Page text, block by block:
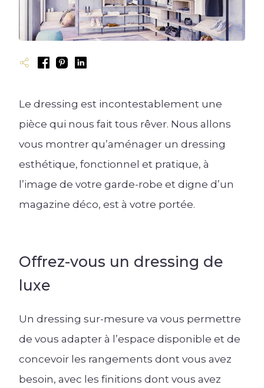
Cuisine rustique
Cuisine industrielle
Cuisine ouverte
Cuisine fermée
Cuisine avec îlot
Cuisine en U
Cuisine en L
Couleurs et matériaux
Plan de travail et crédence
Évier et robinetterie
Électroménager
Ressources
Créer ma Cuisine 3D
Les types de dressing
Les univers Raison Home
Découvrez l'univers de l'aménagement
d'intérieur
Raison Home
Lire l'article +
Bibliothèque
Meubles TV
Blog univers Salon
Les univers Raison Home
d'intérieur
Aménagement
Le dressing est incontestablement une
pièce qui nous fait tous rêver. Nous allons
vous montrer qu’aménager un dressing
esthétique, fonctionnel et pratique, à
l’image de votre garde-robe et digne d’un
magazine déco, est à votre portée.
Offrez-vous un dressing de
luxe
Un dressing sur-mesure va vous permettre
de vous adapter à l’espace disponible et de
concevoir les rangements dont vous avez
besoin, avec les finitions dont vous avez